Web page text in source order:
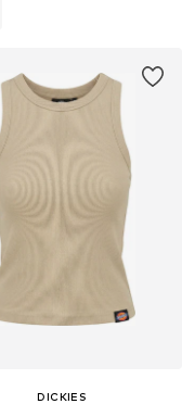
DICKIES